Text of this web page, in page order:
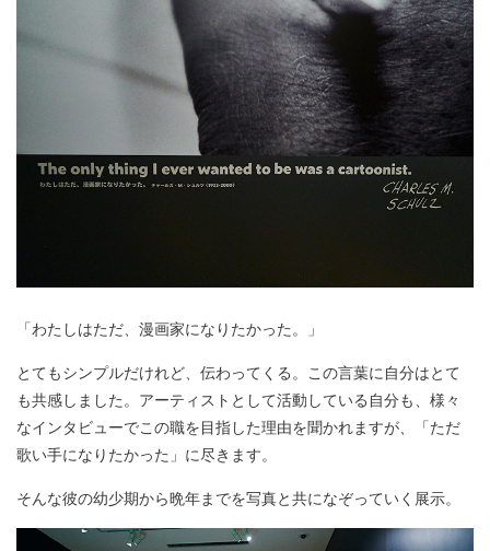
「わたしはただ、漫画家になりたかった。」
とてもシンプルだけれど、伝わってくる。この言葉に自分はとて
も共感しました。アーティストとして活動している自分も、様々
なインタビューでこの職を目指した理由を聞かれますが、「ただ
歌い手になりたかった」に尽きます。
そんな彼の幼少期から晩年までを写真と共になぞっていく展示。